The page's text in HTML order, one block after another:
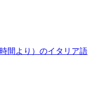
間より）のイタリア語